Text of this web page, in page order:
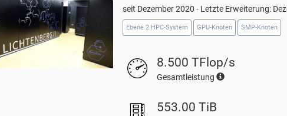
seit Dezember 2020 - Letzte Erweiterung:
Ebene 2 HPC-System GPU-Knoten SMP-Knoten
8.500 TFlop/s
Gesamtleistung
553.00 TiB